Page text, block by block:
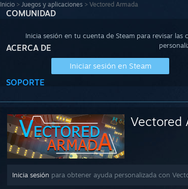
COMUNIDAD
ACERCA DE
SOPORTE
Inicio > Juegos y aplicaciones > Vectored Armada
Inicia sesión en tu cuenta de Steam para revisar
Iniciar sesión en Steam
Vectored
Inicia sesión para obtener ayuda personalizada con